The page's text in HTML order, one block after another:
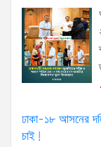
ঢাকা-১৮ আসনের
চাই!